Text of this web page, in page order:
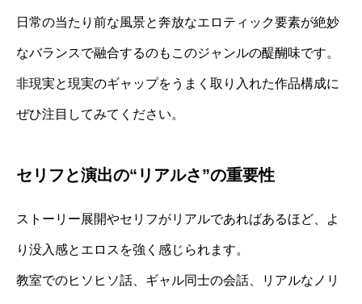
日常の当たり前な風景と奔放なエロティック要素が絶妙
なバランスで融合するのもこのジャンルの醍醐味です。
非現実と現実のギャップをうまく取り入れた作品構成に
ぜひ注目してみてください。
セリフと演出の“リアルさ”の重要性
ストーリー展開やセリフがリアルであればあるほど、よ
り没入感とエロスを強く感じられます。
教室でのヒソヒソ話、ギャル同士の会話、リアルなノリ